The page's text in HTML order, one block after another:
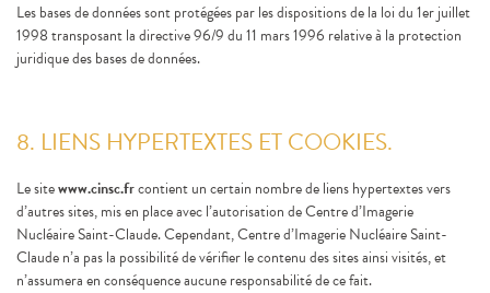
Les bases de données sont protégées par les dispositions de la loi du 1er juillet
1998 transposant la directive 96/9 du 11 mars 1996 relative à la protection
juridique des bases de données.
8. LIENS HYPERTEXTES ET COOKIES.
Le sitewww.cinsc.frcontient un certain nombre de liens hypertextes vers
d’autres sites, mis en place avec l’autorisation de Centre d’Imagerie
Nucléaire Saint-Claude. Cependant, Centre d’Imagerie Nucléaire Saint-
Claude n’a pas la possibilité de vérifier le contenu des sites ainsi visités, et
n’assumera en conséquence aucune responsabilité de ce fait.